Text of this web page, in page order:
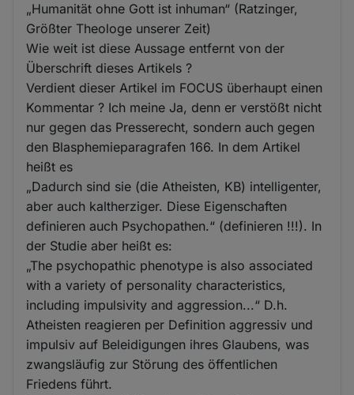
„Humanität ohne Gott ist inhuman“ (Ratzinger,
Größter Theologe unserer Zeit)
Wie weit ist diese Aussage entfernt von der
Überschrift dieses Artikels ?
Verdient dieser Artikel im FOCUS überhaupt einen
Kommentar ? Ich meine Ja, denn er verstößt nicht
nur gegen das Presserecht, sondern auch gegen
den Blasphemieparagrafen 166. In dem Artikel
heißt es
„Dadurch sind sie (die Atheisten, KB) intelligenter,
aber auch kaltherziger. Diese Eigenschaften
definieren auch Psychopathen.“ (definieren !!!). In
der Studie aber heißt es:
„The psychopathic phenotype is also associated
with a variety of personality characteristics,
including impulsivity and aggression...“ D.h.
Atheisten reagieren per Definition aggressiv und
impulsiv auf Beleidigungen ihres Glaubens, was
zwangsläufig zur Störung des öffentlichen
Friedens führt.